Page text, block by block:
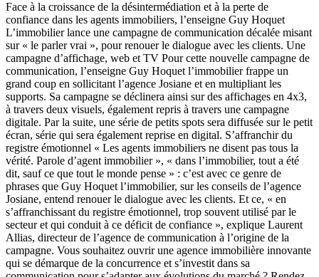
Face à la croissance de la désintermédiation et à la perte de
confiance dans les agents immobiliers, l’enseigne Guy Hoquet
L’immobilier lance une campagne de communication décalée misant
sur « le parler vrai », pour renouer le dialogue avec les clients. Une
campagne d’affichage, web et TV Pour cette nouvelle campagne de
communication, l’enseigne Guy Hoquet l’immobilier frappe un
grand coup en sollicitant l’agence Josiane et en multipliant les
supports. Sa campagne se déclinera ainsi sur des affichages en 4x3,
à travers deux visuels, également repris à travers une campagne
digitale. Par la suite, une série de petits spots sera diffusée sur le petit
écran, série qui sera également reprise en digital. S’affranchir du
registre émotionnel « Les agents immobiliers ne disent pas tous la
vérité. Parole d’agent immobilier », « dans l’immobilier, tout a été
dit, sauf ce que tout le monde pense » : c’est avec ce genre de
phrases que Guy Hoquet l’immobilier, sur les conseils de l’agence
Josiane, entend renouer le dialogue avec les clients. Et ce, « en
s’affranchissant du registre émotionnel, trop souvent utilisé par le
secteur et qui conduit à ce déficit de confiance », explique Laurent
Allias, directeur de l’agence de communication à l’origine de la
campagne. Vous souhaitez ouvrir une agence immobilière innovante
qui se démarque de la concurrence et s’investit dans sa